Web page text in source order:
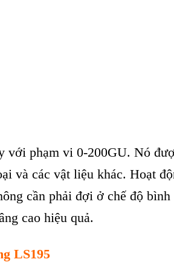
với phạm vi 0-200GU. Nó đư
ại và các vật liệu khác. Hoạt
cần phải đợi ở chế độ bình
cao hiệu quả.
LS195